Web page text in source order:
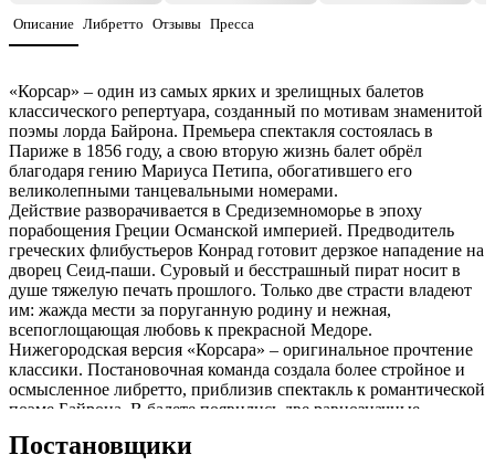
Описание Либретто Отзывы Пресса
«Корсар» – один из самых ярких и зрелищных балетов
классического репертуара, созданный по мотивам знаменитой
поэмы лорда Байрона. Премьера спектакля состоялась в
Париже в 1856 году, а свою вторую жизнь балет обрёл
благодаря гению Мариуса Петипа, обогатившего его
великолепными танцевальными номерами.
Действие разворачивается в Средиземноморье в эпоху
порабощения Греции Османской империей. Предводитель
греческих флибустьеров Конрад готовит дерзкое нападение на
дворец Сеид-паши. Суровый и бесстрашный пират носит в
душе тяжелую печать прошлого. Только две страсти владеют
им: жажда мести за поруганную родину и нежная,
всепоглощающая любовь к прекрасной Медоре.
Нижегородская версия «Корсара» – оригинальное прочтение
классики. Постановочная команда создала более стройное и
осмысленное либретто, приблизив спектакль к романтической
поэме Байрона. В балете появились две равнозначные
пронизан истинной героикой. При этом постановщики
Постановщики